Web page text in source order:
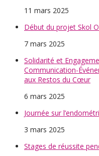
11 mars 2025
Début du projet Skol
7 mars 2025
Solidarité et
Communication-
aux Restos du Cœur
6 mars 2025
Journée sur
3 mars 2025
Stages de réussite